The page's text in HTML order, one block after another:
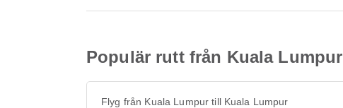
Populär rutt från Kuala Lumpur
Flyg från Kuala Lumpur till Kuala Lumpur